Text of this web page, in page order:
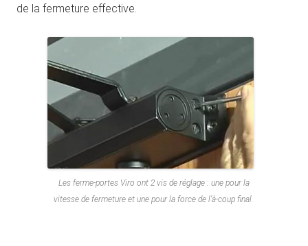
de la fermeture effective.
Les ferme-portes Viro ont 2 vis de réglage : une pour la
vitesse de fermeture et une pour la force de l’à-coup final.